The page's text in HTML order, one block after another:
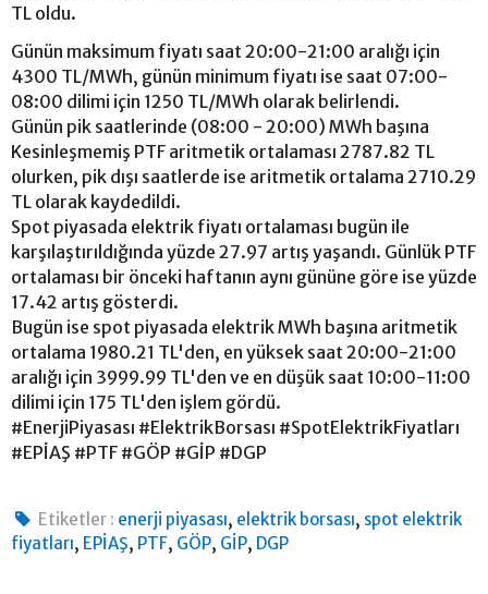
TL oldu.
Günün maksimum fiyatı saat 20:00-21:00 aralığı için
4300 TL/MWh, günün minimum fiyatı ise saat 07:00-
08:00 dilimi için 1250 TL/MWh olarak belirlendi.
Günün pik saatlerinde (08:00 - 20:00) MWh başına
Kesinleşmemiş PTF aritmetik ortalaması 2787.82 TL
olurken, pik dışı saatlerde ise aritmetik ortalama 2710.29
TL olarak kaydedildi.
Spot piyasada elektrik fiyatı ortalaması bugün ile
karşılaştırıldığında yüzde 27.97 artış yaşandı. Günlük PTF
ortalaması bir önceki haftanın aynı gününe göre ise yüzde
17.42 artış gösterdi.
Bugün ise spot piyasada elektrik MWh başına aritmetik
ortalama 1980.21 TL'den, en yüksek saat 20:00-21:00
aralığı için 3999.99 TL'den ve en düşük saat 10:00-11:00
dilimi için 175 TL'den işlem gördü.
#EnerjiPiyasası #ElektrikBorsası #SpotElektrikFiyatları
#EPİAŞ #PTF #GÖP #GİP #DGP
Etiketler : enerji piyasası, elektrik borsası, spot elektrik
fiyatları, EPİAŞ, PTF, GÖP, GİP, DGP